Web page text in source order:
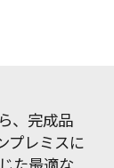
、完成品
プレミスに